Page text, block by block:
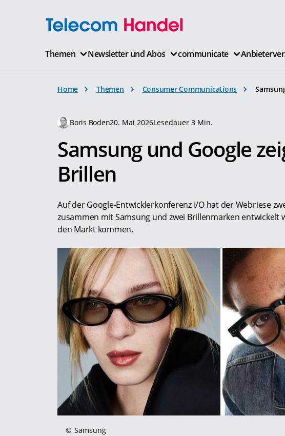
Themen Newsletter und Abos communicate
Home Themen Consumer Communications
Boris Boden20. Mai 2026Lesedauer 3 Min.
Samsung und Google
Brillen
Auf der Google-Entwicklerkonferenz I/O hat der Webriese
zusammen mit Samsung und zwei Brillenmarken
den Markt kommen.
© Samsung